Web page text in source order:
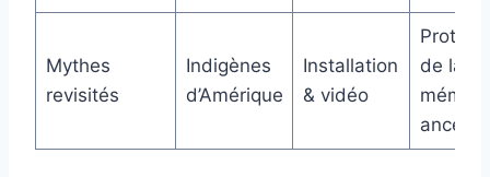
Mythes
revisités
Indigènes
d’Amérique
Installation
& vidéo
de la